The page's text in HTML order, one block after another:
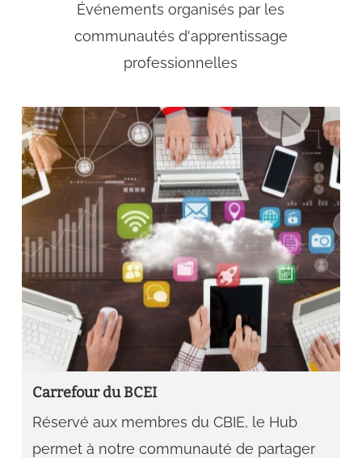
Événements organisés par les
communautés d'apprentissage
professionnelles
Carrefour du BCEI
Réservé aux membres du CBIE, le Hub
permet à notre communauté de partager